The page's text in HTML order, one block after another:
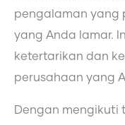
pengalaman yang
yang Anda lamar.
ketertarikan dan
perusahaan yang
Dengan mengikuti